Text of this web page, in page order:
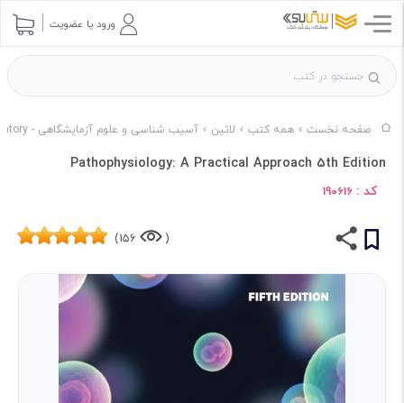
ورود یا عضویت
صفحه نخست همه کتب لاتین آسیب شناسی و علوم آزمایشگاهی - Pathology & Laboratory
Pathophysiology: A Practical Approach 5th Edition
کد : 190616
(
156)